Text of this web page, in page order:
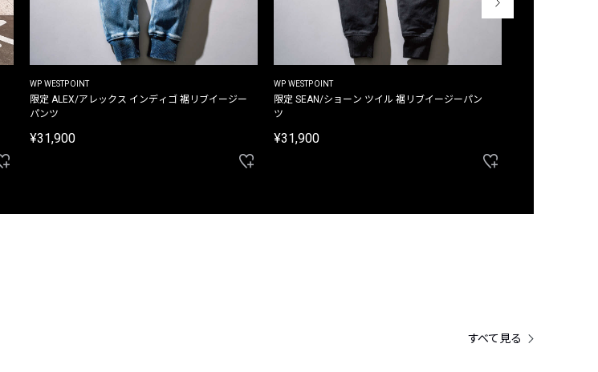
WP WESTPOINT
限定 ALEX/アレックス インディゴ 裾リブイージー
パンツ
¥31,900
WP WESTPOINT
限定 SEAN/ショーン ツイル 裾リブイージーパン
ツ
¥31,900
すべて見る